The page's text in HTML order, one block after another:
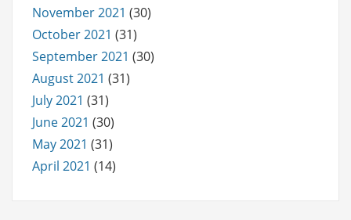
November 2021 (30)
October 2021 (31)
September 2021 (30)
August 2021 (31)
July 2021 (31)
June 2021 (30)
May 2021 (31)
April 2021 (14)